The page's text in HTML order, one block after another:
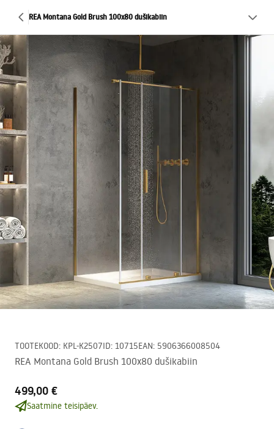
REA Montana Gold Brush 100x80 dušikabiin
TOOTEKOOD: KPL-K2507ID: 10715EAN: 5906366008504
REA Montana Gold Brush 100x80 dušikabiin
499,00 €
Saatmine teisipäev.